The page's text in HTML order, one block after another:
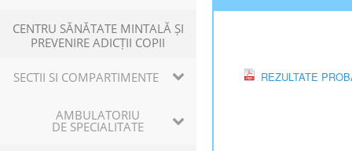
CENTRU SĂNĂTATE MINTALĂ ȘI
PREVENIRE ADICȚII COPII
SECTII SI COMPARTIMENTE
AMBULATORIU
DE SPECIALITATE
REZULTATE